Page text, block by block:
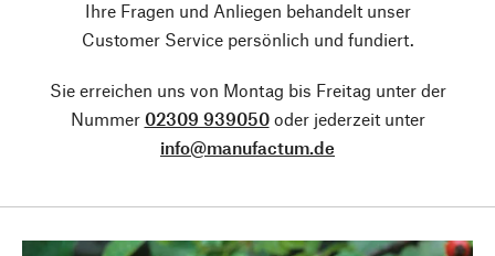
Ihre Fragen und Anliegen behandelt unser
Customer Service persönlich und fundiert.
Sie erreichen uns von Montag bis Freitag unter der
Nummer 02309 939050oder jederzeit unter
info@manufactum.de